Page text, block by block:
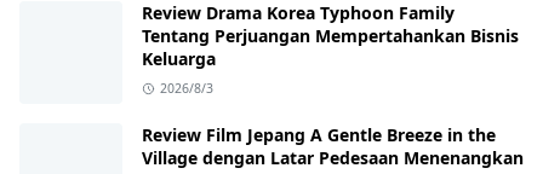
Review Drama Korea Typhoon Family
Tentang Perjuangan Mempertahankan Bisnis
Keluarga
2026/8/3
Review Film Jepang A Gentle Breeze in the
Village dengan Latar Pedesaan Menenangkan